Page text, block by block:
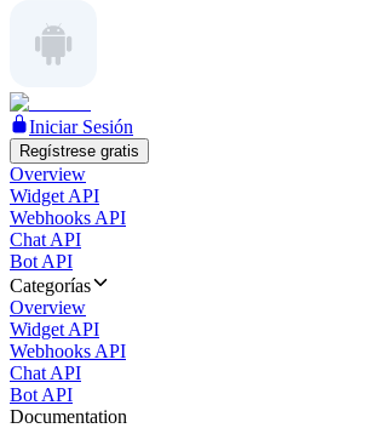
Iniciar Sesión
Regístrese gratis
Overview
Widget API
Webhooks API
Chat API
Bot API
Categorías
Overview
Widget API
Webhooks API
Chat API
Bot API
Documentation